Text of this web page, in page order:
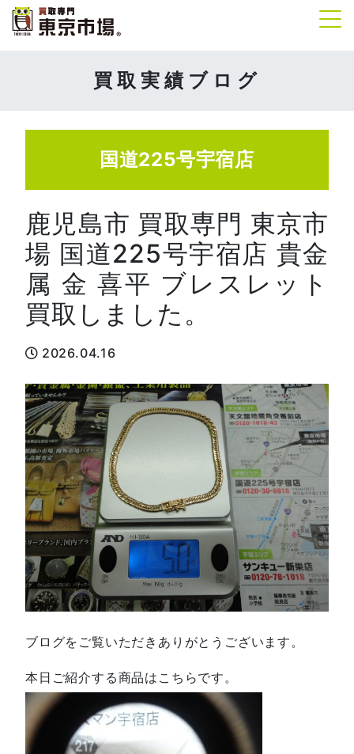
買取実績ブログ
国道225号宇宿店
鹿児島市 買取専門 東京市
場 国道225号宇宿店 貴金
属 金 喜平 ブレスレット
買取しました。
2026.04.16
ブログをご覧いただきありがとうございます。
本日ご紹介する商品はこちらです。